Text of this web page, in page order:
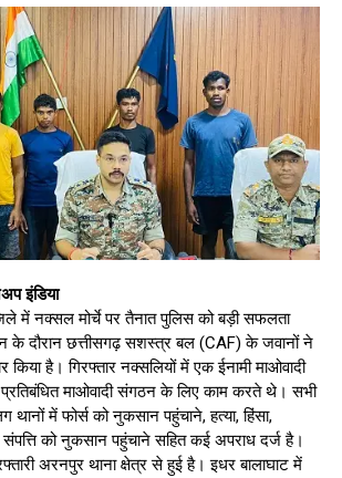
इंडिया
में नक्सल मोर्चे पर तैनात पुलिस को बड़ी सफलता
के दौरान छत्तीसगढ़ सशस्त्र बल (CAF) के जवानों ने
किया है। गिरफ्तार नक्सलियों में एक ईनामी माओवादी
माओवादी संगठन के लिए काम करते थे। सभी
में फोर्स को नुकसान पहुंचाने, हत्या, हिंसा,
को नुकसान पहुंचाने सहित कई अपराध दर्ज है।
अरनपुर थाना क्षेत्र से हुई है। इधर बालाघाट में